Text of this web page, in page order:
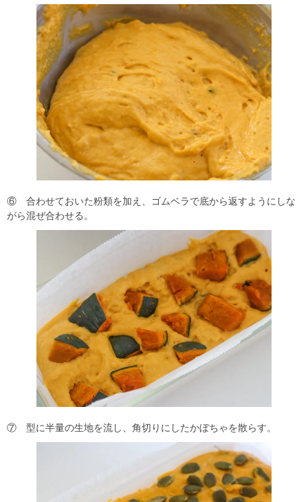
⑥ 合わせておいた粉類を加え、ゴムベラで底から返すようにしな
がら混ぜ合わせる。
⑦ 型に半量の生地を流し、角切りにしたかぼちゃを散らす。